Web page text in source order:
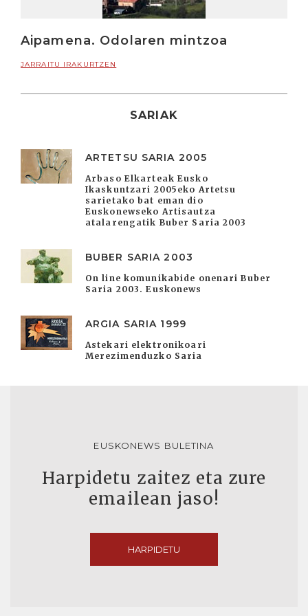
Aipamena. Odolaren mintzoa
JARRAITU IRAKURTZEN
SARIAK
ARTETSU SARIA 2005
Arbaso Elkarteak Eusko
Ikaskuntzari 2005eko Artetsu
sarietako bat eman dio
Euskonewseko Artisautza
atalarengatik Buber Saria 2003
BUBER SARIA 2003
On line komunikabide onenari Buber
Saria 2003. Euskonews
ARGIA SARIA 1999
Astekari elektronikoari
Merezimenduzko Saria
EUSKONEWS BULETINA
Harpidetu zaitez eta zure
emailean jaso!
HARPIDETU